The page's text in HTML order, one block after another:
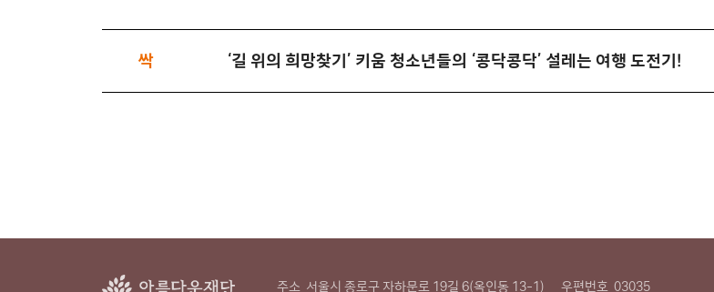
싹 ‘길 위의 희망찾기’ 키움 청소년들의 ‘콩닥콩닥’ 설레는 여행 도전기!
주소 서울시 종로구 자하문로 19길 6(옥인동 13-1) 우편번호 03035